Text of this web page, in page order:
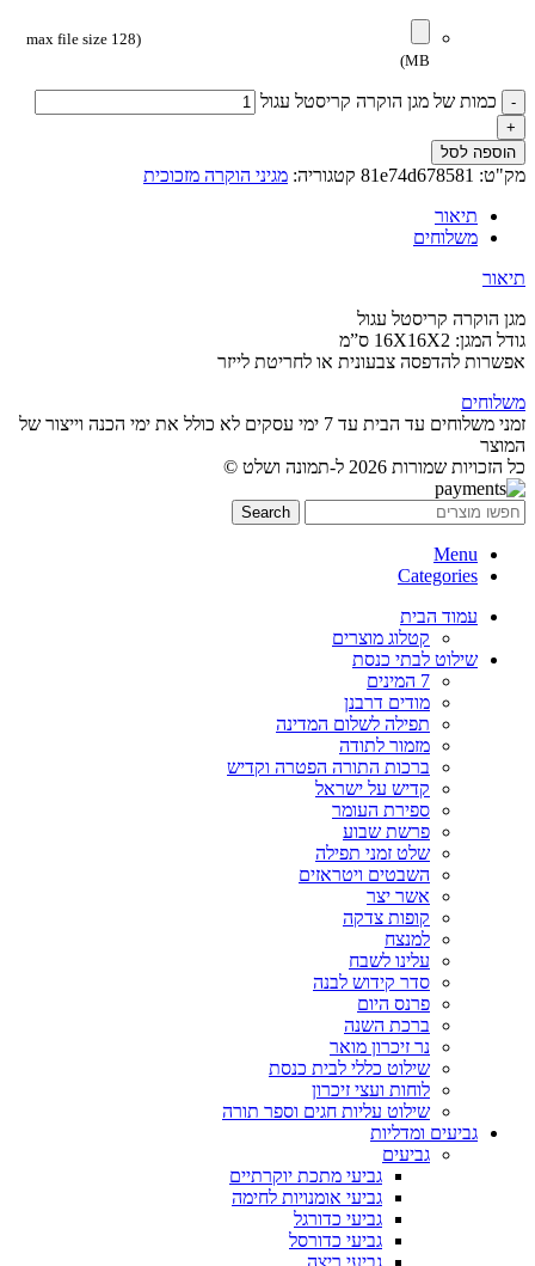
(max file size 128
MB)
כמות של מגן הוקרה קריסטל עגול
הוספה לסל
מק"ט: 81e74d678581 קטגוריה: מגיני הוקרה מזכוכית
תיאור
משלוחים
תיאור
מגן הוקרה קריסטל עגול
גודל המגן: 16X16X2 ס”מ
אפשרות להדפסה צבעונית או לחריטת לייזר
משלוחים
זמני משלוחים עד הבית עד 7 ימי עסקים לא כולל את ימי הכנה וייצור של
המוצר
כל הזכויות שמורות 2026 ל-תמונה ושלט ©
Search
Menu
Categories
עמוד הבית
קטלוג מוצרים
שילוט לבתי כנסת
7 המינים
מודים דרבנן
תפילה לשלום המדינה
מזמור לתודה
ברכות התורה הפטרה וקדיש
קדיש על ישראל
ספירת העומר
פרשת שבוע
שלט זמני תפילה
השבטים ויטראזים
אשר יצר
קופות צדקה
למנצח
עלינו לשבח
סדר קידוש לבנה
פרנס היום
ברכת השנה
נר זיכרון מואר
שילוט כללי לבית כנסת
לוחות ועצי זיכרון
שילוט עליות חגים וספר תורה
גביעים ומדליות
גביעים
גביעי מתכת יוקרתיים
גביעי אומנויות לחימה
גביעי כדורגל
גביעי כדורסל
גביעי ריצה